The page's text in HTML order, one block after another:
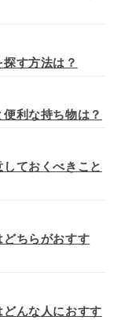
す方法は？
利な持ち物は？
ておくべきこと
ちらがおすす
んな人におすす